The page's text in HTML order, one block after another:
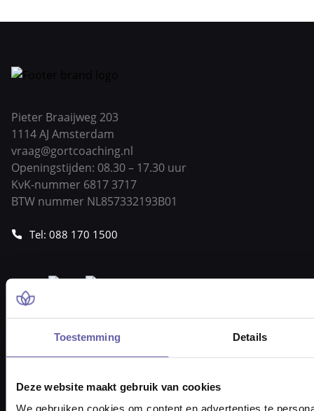
Toestemming Details
Deze website maakt gebruik van cookies
Pieter Braaijweg 203
1114 AJ Amsterdam
vraag@gortcoaching.nl
Openingstijden: 08.30 – 17.30 uur
KvK-nummer 6817 3717
BTW nummer NL857332193B01
Tel: 088 170 1500
Navigatie
⇨ Inloggen voor klanten
Coachopleidingen